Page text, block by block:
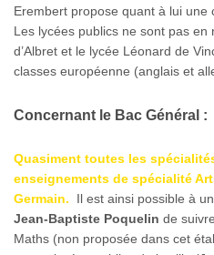
Erembert propose quant à lui une
Les lycées publics ne sont pas
d’Albret et le lycée Léonard de
classes européenne (anglais et
Concernant le Bac Général :
Quasiment toutes les
enseignements de spécialité
Germain.
Il est ainsi possible à
Jean-Baptiste Poquelin de
Maths (non proposée dans cet